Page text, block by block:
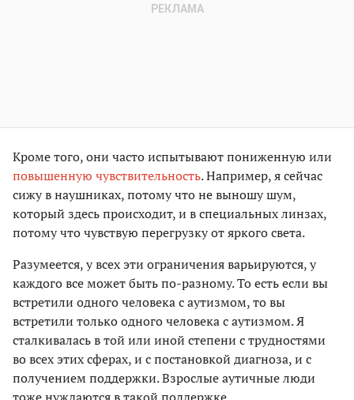
Кроме того, они часто испытывают пониженную или
повышенную чувствительность. Например, я сейчас
сижу в наушниках, потому что не выношу шум,
который здесь происходит, и в специальных линзах,
потому что чувствую перегрузку от яркого света.
Разумеется, у всех эти ограничения варьируются, у
каждого все может быть по-разному. То есть если вы
встретили одного человека с аутизмом, то вы
встретили только одного человека с аутизмом. Я
сталкивалась в той или иной степени с трудностями
во всех этих сферах, и с постановкой диагноза, и с
получением поддержки. Взрослые аутичные люди